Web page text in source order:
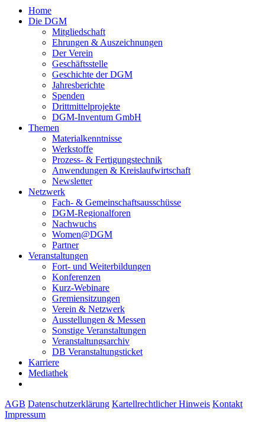
Home
Die DGM
Mitgliedschaft
Ehrungen & Auszeichnungen
Der Verein
Geschäftsstelle
Geschichte der DGM
Jahresberichte
Spenden
Drittmittelprojekte
DGM-Inventum GmbH
Themen
Materialkenntnisse
Werkstoffe
Prozess- & Fertigungstechnik
Anwendungen & Kreislaufwirtschaft
Newsletter
Netzwerk
Fach- & Gemeinschaftsausschüsse
DGM-Regionalforen
Nachwuchs
Women@DGM
Partner
Veranstaltungen
Fort- und Weiterbildungen
Konferenzen
Kurz-Webinare
Gremiensitzungen
Verein & Netzwerk
Ausstellungen & Messen
Sonstige Veranstaltungen
Veranstaltungsarchiv
DB Veranstaltungsticket
Karriere
Mediathek
AGB Datenschutzerklärung Kartellrechtlicher Hinweis Kontakt
Impressum